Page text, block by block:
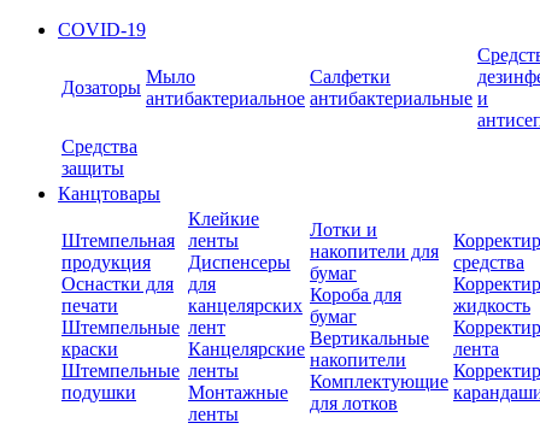
COVID-19
Дозаторы
Мыло
антибактериальное
Салфетки
антибактериальные и
Средства
защиты
Канцтовары
Штемпельная
продукция
Оснастки для
печати
Штемпельные
краски
Штемпельные
подушки
Клейкие
ленты
Диспенсеры
для
канцелярских
лент
Канцелярские
ленты
Монтажные
ленты
Лотки и
накопители для
бумаг
Короба для
бумаг
Вертикальные
накопители
Комплектующие
для лотков
средства
жидкость
лента